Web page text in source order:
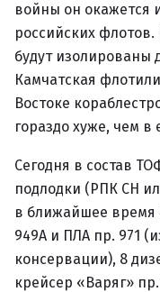
войны он окажется
российских
будут изолированы
Камчатская
Востоке
гораздо хуже, чем
Сегодня в состав
подлодки (РПК СН
в ближайшее время
949А и ПЛА пр. 971
консервации), 8
крейсер «Варяг»